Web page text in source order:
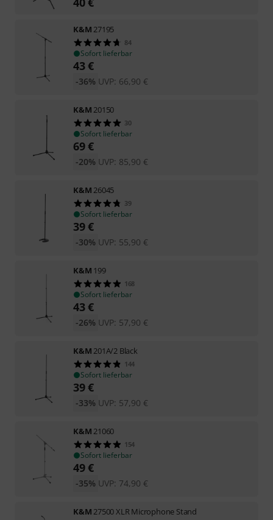
K&M 27195
84
Sofort lieferbar
43€
UVP: 66,90 €
-36%
K&M 20150
30
Sofort lieferbar
69€
UVP: 85,90 €
-20%
K&M 26045
39
Sofort lieferbar
39€
UVP: 55,90 €
-30%
K&M 199
168
Sofort lieferbar
43€
UVP: 57,90 €
-26%
K&M 201A/2 Black
144
Sofort lieferbar
39€
UVP: 57,90 €
-33%
K&M 21060
154
Sofort lieferbar
49€
UVP: 74,90 €
-35%
K&M 27500 XLR Microphone Stand